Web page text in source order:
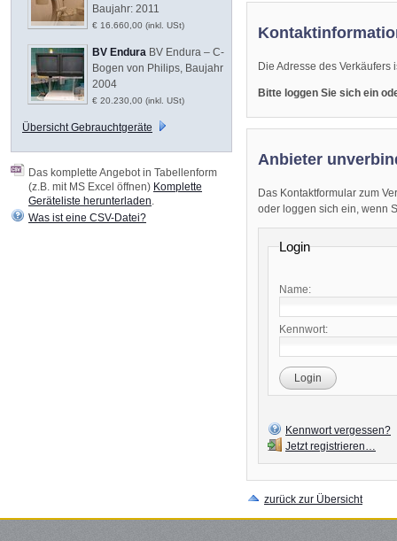
Die Adresse des
Bitte loggen Sie sich ein
Anbieter
Das Kontaktformular zum
oder loggen sich ein, wenn
Login
Name:
Kennwort:
Login
Kennwort vergessen?
Jetzt registrieren…
zurück zur Übersicht
Baujahr: 2011
€ 16.660,00 (inkl. USt)
BV Endura BV Endura – C-
Bogen von Philips, Baujahr
2004
€ 20.230,00 (inkl. USt)
Übersicht Gebrauchtgeräte
Das komplette Angebot in Tabellenform
(z.B. mit MS Excel öffnen) Komplette
Geräteliste herunterladen
Was ist eine CSV-Datei?